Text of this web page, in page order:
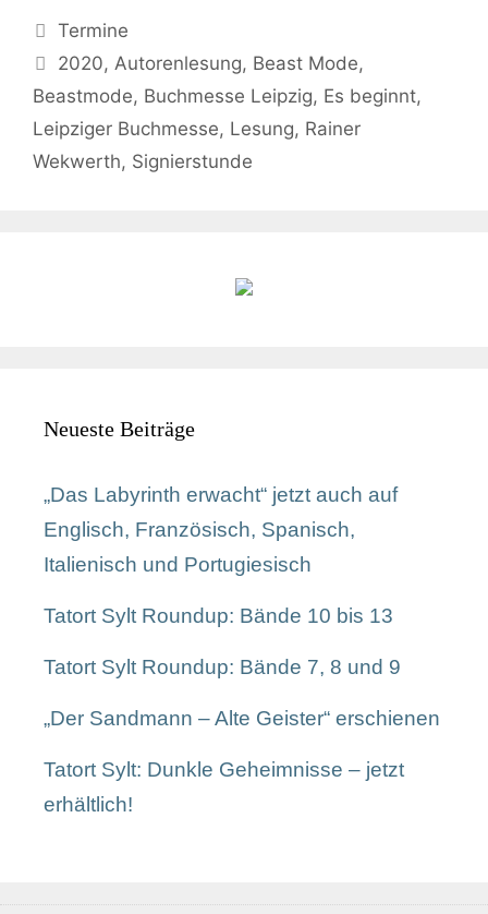
Termine
2020, Autorenlesung, Beast Mode,
Beastmode, Buchmesse Leipzig, Es beginnt,
Leipziger Buchmesse, Lesung, Rainer
Wekwerth, Signierstunde
Neueste Beiträge
„Das Labyrinth erwacht“ jetzt auch auf
Englisch, Französisch, Spanisch,
Italienisch und Portugiesisch
Tatort Sylt Roundup: Bände 10 bis 13
Tatort Sylt Roundup: Bände 7, 8 und 9
„Der Sandmann – Alte Geister“ erschienen
Tatort Sylt: Dunkle Geheimnisse – jetzt
erhältlich!